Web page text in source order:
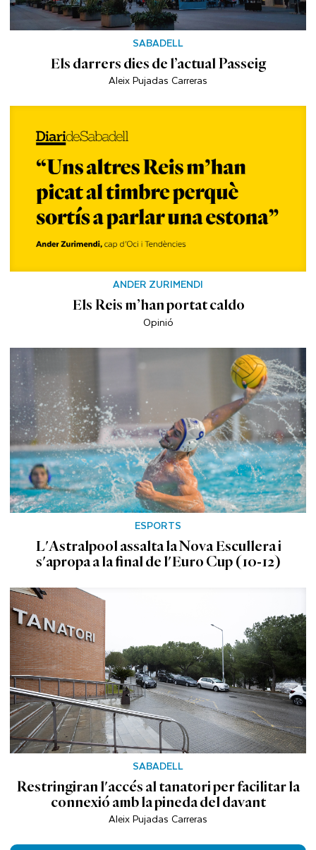
SABADELL
Els darrers dies de l’actual Passeig
Aleix Pujadas Carreras
ANDER ZURIMENDI
Els Reis m’han portat caldo
Opinió
ESPORTS
L'Astralpool assalta la Nova Escullera i
s'apropa a la final de l'Euro Cup (10-12)
SABADELL
Restringiran l'accés al tanatori per facilitar la
connexió amb la pineda del davant
Aleix Pujadas Carreras